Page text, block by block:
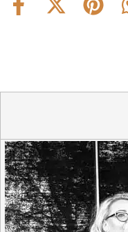
Share
Share
Share